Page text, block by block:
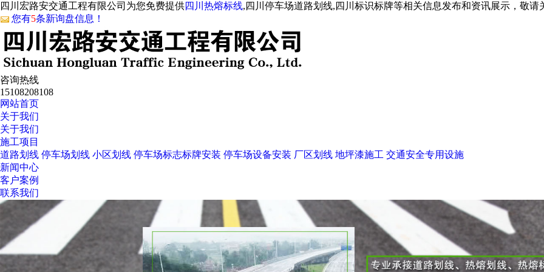
四川宏路安交通工程有限公司为您免费提供四川热熔标线,四川停车场道路划线,四川标识标牌等相关信息发布和资讯展示，敬请
您有5条新询盘信息！
咨询热线
15108208108
网站首页
关于我们
关于我们
施工项目
道路划线 停车场划线 小区划线 停车场标志标牌安装 停车场设备安装 厂区划线 地坪漆施工 交通安全专用设施
新闻中心
客户案例
联系我们